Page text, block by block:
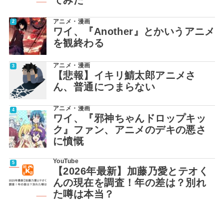
アニメ・漫画
ワイ、『Another』とかいうアニメ
を観終わる
アニメ・漫画
【悲報】イキリ鯖太郎アニメさ
ん、普通につまらない
アニメ・漫画
ワイ、『邪神ちゃんドロップキッ
ク』ファン、アニメのデキの悪さ
に憤慨
YouTube
【2026年最新】加藤乃愛とテオく
んの現在を調査！年の差は？別れ
た噂は本当？